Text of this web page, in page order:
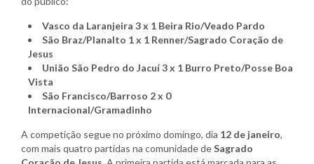
Vasco da Laranjeira 3 x 1 Beira Rio/Veado Pardo
São Braz/Planalto 1 x 1 Renner/Sagrado Coração de
Jesus
União São Pedro do Jacuí 3 x 1 Burro Preto/Posse Boa
Vista
São Francisco/Barroso 2 x 0
Internacional/Gramadinho
A competição segue no próximo domingo, dia 12 de janeiro,
com mais quatro partidas na comunidade deSagrado